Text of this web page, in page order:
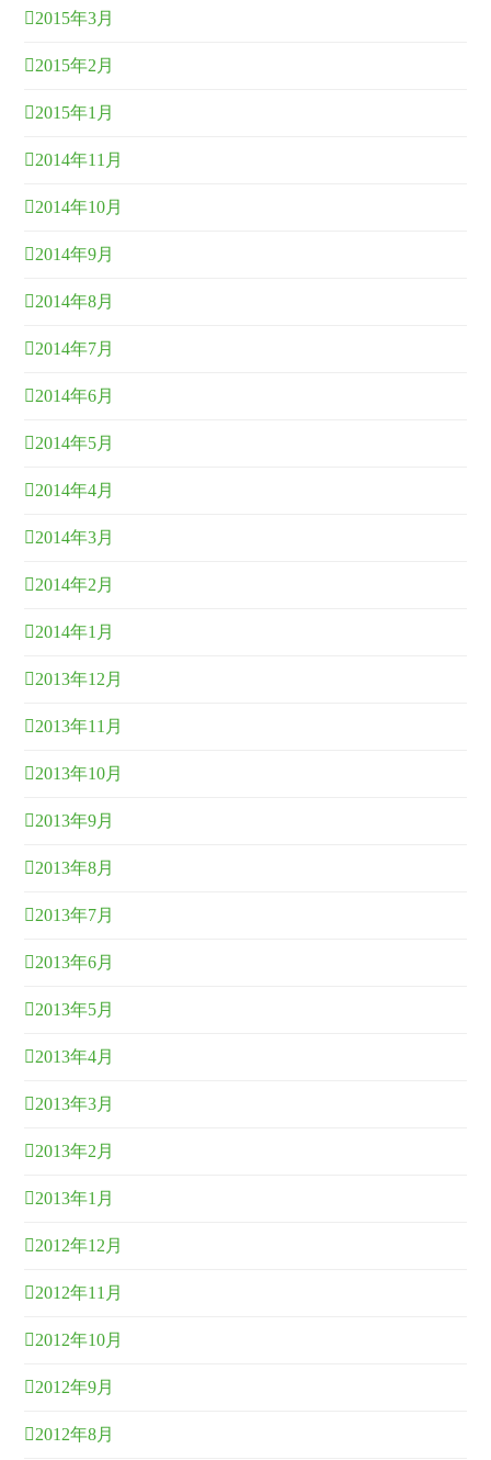
2015年3月
2015年2月
2015年1月
2014年11月
2014年10月
2014年9月
2014年8月
2014年7月
2014年6月
2014年5月
2014年4月
2014年3月
2014年2月
2014年1月
2013年12月
2013年11月
2013年10月
2013年9月
2013年8月
2013年7月
2013年6月
2013年5月
2013年4月
2013年3月
2013年2月
2013年1月
2012年12月
2012年11月
2012年10月
2012年9月
2012年8月